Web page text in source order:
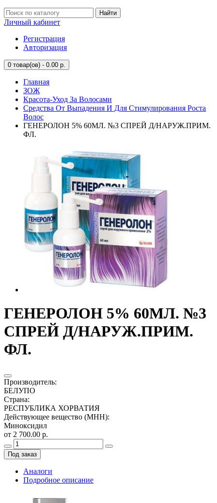
Найти
Личный кабинет
Регистрация
Авторизация
0 товар(ов) - 0.00 р.
Главная
ЗОЖ
Красота-Уход За Волосами
Средства От Выпадения И Для Стимулирования Роста
Волос
ГЕНЕРОЛОН 5% 60МЛ. №3 СПРЕЙ Д/НАРУЖ.ПРИМ.
ФЛ.
ГЕНЕРОЛОН 5% 60МЛ. №3
СПРЕЙ Д/НАРУЖ.ПРИМ.
ФЛ.
Производитель:
БЕЛУПО
Страна:
РЕСПУБЛИКА ХОРВАТИЯ
Действующее вещество (МНН):
Миноксидил
от 2 700.00 р.
Под заказ
Аналоги
Подробное описание